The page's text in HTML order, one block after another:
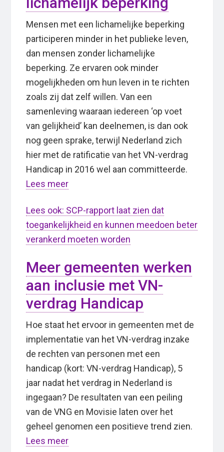
Mensen met een lichamelijke beperking
participeren minder in het publieke leven,
dan mensen zonder lichamelijke
beperking. Ze ervaren ook minder
mogelijkheden om hun leven in te richten
zoals zij dat zelf willen. Van een
samenleving waaraan iedereen ‘op voet
van gelijkheid’ kan deelnemen, is dan ook
nog geen sprake, terwijl Nederland zich
hier met de ratificatie van het VN-verdrag
Handicap in 2016 wel aan committeerde.
Lees meer
Lees ook: SCP-rapport laat zien dat
toegankelijkheid en kunnen meedoen beter
verankerd moeten worden
Meer gemeenten werken
aan inclusie met VN-
verdrag Handicap
Hoe staat het ervoor in gemeenten met de
implementatie van het VN-verdrag inzake
de rechten van personen met een
handicap (kort: VN-verdrag Handicap), 5
jaar nadat het verdrag in Nederland is
ingegaan? De resultaten van een peiling
van de VNG en Movisie laten over het
geheel genomen een positieve trend zien.
Lees meer